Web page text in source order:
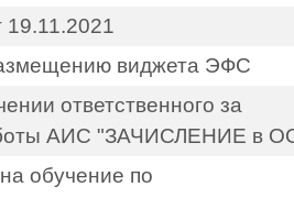
19.11.2021
виджета ЭФС
ответственного за
АИС "ЗАЧИСЛЕНИЕ в
обучение по